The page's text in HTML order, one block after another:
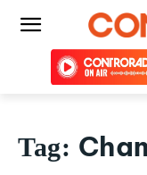
Tag: